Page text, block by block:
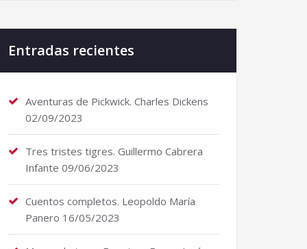
Entradas recientes
Aventuras de Pickwick. Charles Dickens
02/09/2023
Tres tristes tigres. Guillermo Cabrera
Infante 09/06/2023
Cuentos completos. Leopoldo María
Panero 16/05/2023